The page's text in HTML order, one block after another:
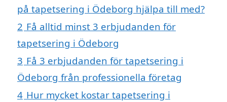
på tapetsering i Ödeborg hjälpa till med?
2 Få alltid minst 3 erbjudanden för
tapetsering i Ödeborg
3 Få 3 erbjudanden för tapetsering i
Ödeborg från professionella företag
4 Hur mycket kostar tapetsering i